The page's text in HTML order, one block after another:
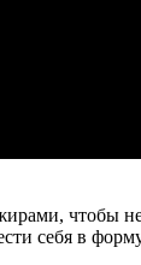
чтобы
себя в